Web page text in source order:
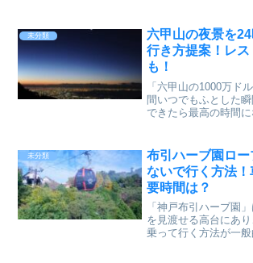
電車で約1時間、神戸
約30分で到着するこ
ため、有馬温泉は日帰
ンチ付きプランを楽し
ケーションです。観
しい日常から離れて
ュできる場所として人
デートにもうってつ
旅館も多いです。有
くの人々に愛されて
の一つで、歴史と文
です。温泉街には古い
建造物が多く存在し
もの店、食べ歩きが
ットも充実していま
ったかのようなレト
未分類
六甲山の夜景を
行き方提案！レ
も！
「六甲山の1000万ド
間いつでもふとした
できたら最高の時間に
ライトタイムと言っ
分後頃までの薄...
未分類
布引ハーブ園ロ
ないで行く方法
要時間は？
「神戸布引ハーブ園
を見渡せる高台にあ
乗って行く方法が一